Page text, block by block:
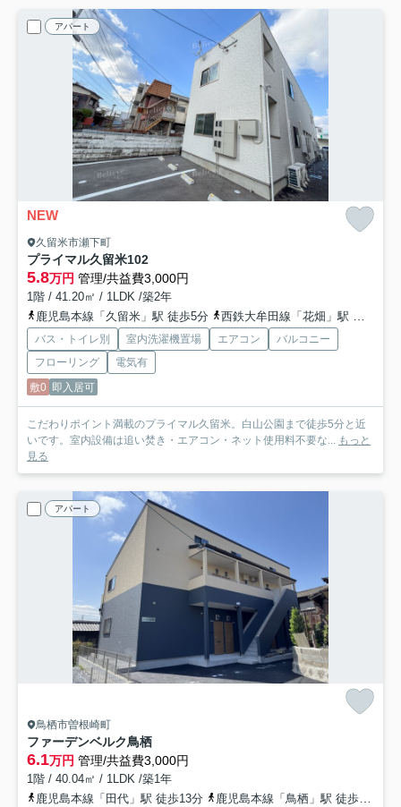
アパート
NEW
久留米市瀬下町
プライマル久留米102
5.8万円 管理/共益費3,000円
1階 / 41.20㎡ / 1LDK /築2年
鹿児島本線「久留米」駅 徒歩5分
西鉄大牟田線「花畑」駅 徒歩29分
バス・トイレ別 室内洗濯機置場 エアコン
バルコニー
フローリング
電気有
敷0 即入居可
こだわりポイント満載のプライマル久留米。白山公園まで徒歩5分と近
いです。室内設備は追い焚き・エアコン・ネット使用料不要な... もっと
見る
アパート
鳥栖市曽根崎町
ファーデンベルク鳥栖
6.1万円 管理/共益費3,000円
1階 / 40.04㎡ / 1LDK /築1年
鹿児島本線「田代」駅 徒歩13分
鹿児島本線「鳥栖」駅 徒歩17分